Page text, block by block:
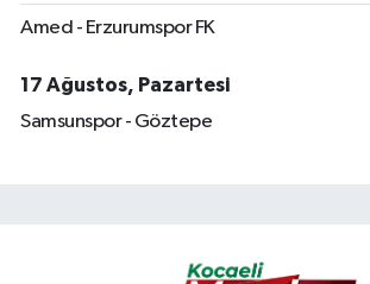
Amed - Erzurumspor FK
17 Ağustos, Pazartesi
Samsunspor - Göztepe